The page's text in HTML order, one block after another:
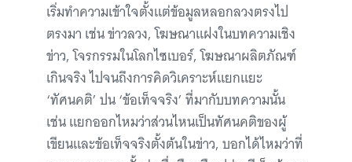
เริ่มทำความเข้าใจตั้งแต่ข้อมูลหลอกลวงตรงไป
ตรงมา เช่น ข่าวลวง, โฆษณาแฝงในบทความเชิง
ข่าว, โจรกรรมในโลกไซเบอร์, โฆษณาผลิตภัณฑ์
เกินจริง ไปจนถึงการคิดวิเคราะห์แยกแยะ
‘ทัศนคติ’ ปน ‘ข้อเท็จจริง’ ที่มากับบทความนั้น
เช่น แยกออกไหมว่าส่วนไหนเป็นทัศนคติของผู้
เขียนและข้อเท็จจริงตั้งต้นในข่าว, บอกได้ไหมว่าที่